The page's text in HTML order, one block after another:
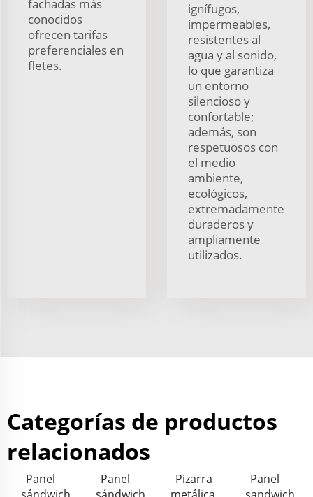
fachadas más
conocidos
ofrecen tarifas
preferenciales en
fletes.
ignífugos,
impermeables,
resistentes al
agua y al sonido,
lo que garantiza
un entorno
silencioso y
confortable;
además, son
respetuosos con
el medio
ambiente,
ecológicos,
extremadamente
duraderos y
ampliamente
utilizados.
Categorías de productos
relacionados
Panel
Panel
Pizarra
Panel